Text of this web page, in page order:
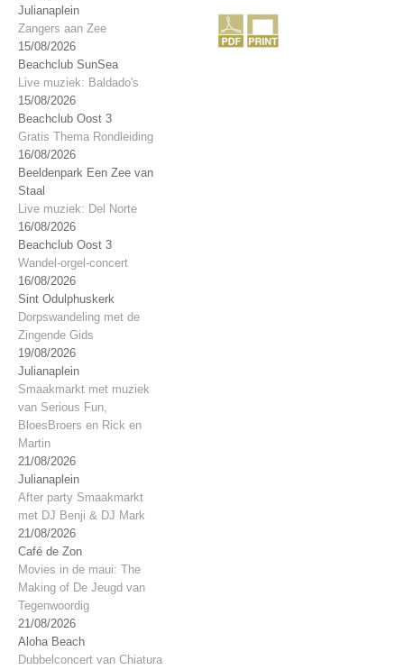
Julianaplein
Zangers aan Zee
15/08/2026
Beachclub SunSea
Live muziek: Baldado's
15/08/2026
Beachclub Oost 3
Gratis Thema Rondleiding
16/08/2026
Beeldenpark Een Zee van
Staal
Live muziek: Del Norte
16/08/2026
Beachclub Oost 3
Wandel-orgel-concert
16/08/2026
Sint Odulphuskerk
Dorpswandeling met de
Zingende Gids
19/08/2026
Julianaplein
Smaakmarkt met muziek
van Serious Fun,
BloesBroers en Rick en
Martin
21/08/2026
Julianaplein
After party Smaakmarkt
met DJ Benji & DJ Mark
21/08/2026
Café de Zon
Movies in de maui: The
Making of De Jeugd van
Tegenwoordig
21/08/2026
Aloha Beach
Dubbelconcert van Chiatura